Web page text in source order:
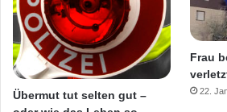
Übermut tut selten gut –
Frau
22.